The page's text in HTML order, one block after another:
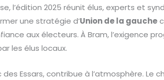
l’édition 2025 réunit élus, experts et
une stratégie d’Union de la gauche
aux électeurs. À Bram, l’exigence
les élus locaux.
Essars, contribue à l’atmosphère. Le